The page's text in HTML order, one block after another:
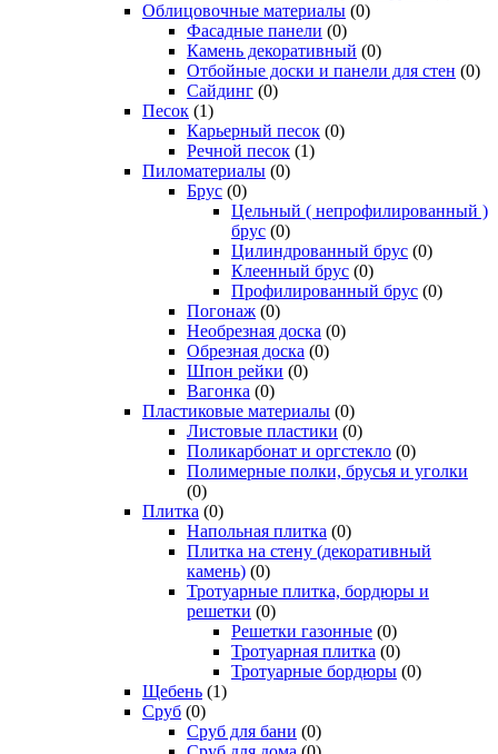
Облицовочные материалы (0)
Фасадные панели (0)
Камень декоративный (0)
Отбойные доски и панели для стен (0)
Сайдинг (0)
Песок (1)
Карьерный песок (0)
Речной песок (1)
Пиломатериалы (0)
Брус (0)
Цельный ( непрофилированный )
брус (0)
Цилиндрованный брус (0)
Клеенный брус (0)
Профилированный брус (0)
Погонаж (0)
Необрезная доска (0)
Обрезная доска (0)
Шпон рейки (0)
Вагонка (0)
Пластиковые материалы (0)
Листовые пластики (0)
Поликарбонат и оргстекло (0)
Полимерные полки, брусья и уголки
(0)
Плитка (0)
Напольная плитка (0)
Плитка на стену (декоративный
камень) (0)
Тротуарные плитка, бордюры и
решетки (0)
Решетки газонные (0)
Тротуарная плитка (0)
Тротуарные бордюры (0)
Щебень (1)
Сруб (0)
Сруб для бани (0)